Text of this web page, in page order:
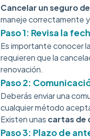
Cancelar un seguro
maneje correctamente y
Paso 1: Revisa la
Es importante conocer la
requieren que la
renovación.
Paso 2:
Deberás enviar una
cualquier método
Existen unas cartas de
Paso 3: Plazo de